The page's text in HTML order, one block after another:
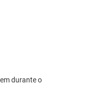
durante o